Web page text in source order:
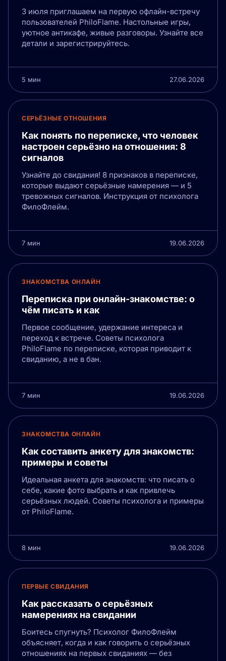
3 июля приглашаем на первую офлайн-встречу
пользователей PhiloFlame. Настольные игры,
уютное антикафе, живые разговоры. Узнайте все
детали и зарегистрируйтесь.
5 мин 27.06.2026
СЕРЬЁЗНЫЕ ОТНОШЕНИЯ
Как понять по переписке, что человек
настроен серьёзно на отношения: 8
сигналов
Узнайте до свидания! 8 признаков в переписке,
которые выдают серьёзные намерения — и 5
тревожных сигналов. Инструкция от психолога
ФилоФлейм.
7 мин 19.06.2026
ЗНАКОМСТВА ОНЛАЙН
Переписка при онлайн-знакомстве: о
чём писать и как
Первое сообщение, удержание интереса и
переход к встрече. Советы психолога
PhiloFlame по переписке, которая приводит к
свиданию, а не в бан.
7 мин 19.06.2026
ЗНАКОМСТВА ОНЛАЙН
Как составить анкету для знакомств:
примеры и советы
Идеальная анкета для знакомств: что писать о
себе, какие фото выбрать и как привлечь
серьёзных людей. Советы психолога и примеры
от PhiloFlame.
8 мин 19.06.2026
ПЕРВЫЕ СВИДАНИЯ
Как рассказать о серьёзных
намерениях на свидании
Боитесь спугнуть? Психолог ФилоФлейм
объясняет, когда и как говорить о серьёзных
отношениях на первых свиданиях — без